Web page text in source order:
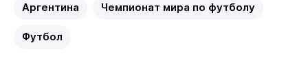
Аргентина Чемпионат мира по футболу
Футбол